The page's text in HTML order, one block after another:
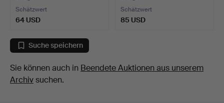
Schätzwert
64 USD
Schätzwert
85 USD
Suche speichern
Sie können auch in Beendete Auktionen aus unserem
Archivsuchen.